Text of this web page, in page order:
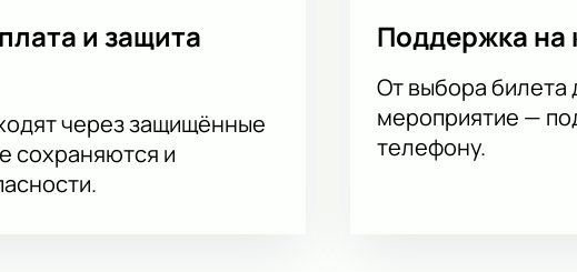
и защита
через защищённые
сохраняются и
Поддержка на
От выбора билета
мероприятие —
телефону.